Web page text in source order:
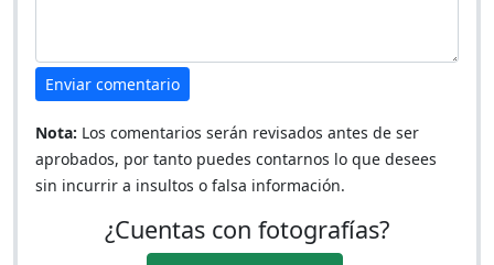
Enviar comentario
Nota: Los comentarios serán revisados antes de ser
aprobados, por tanto puedes contarnos lo que desees
sin incurrir a insultos o falsa información.
¿Cuentas con fotografías?